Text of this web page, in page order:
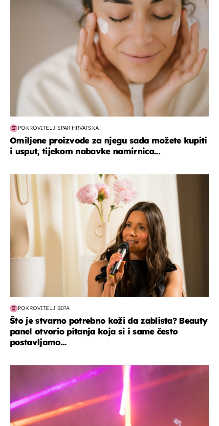
POKROVITELJ SPAR HRVATSKA
Omiljene proizvode za njegu sada možete kupiti
i usput, tijekom nabavke namirnica...
moda & ljepota
POKROVITELJ BIPA
Što je stvarno potrebno koži da zablista? Beauty
panel otvorio pitanja koja si i same često
postavljamo...